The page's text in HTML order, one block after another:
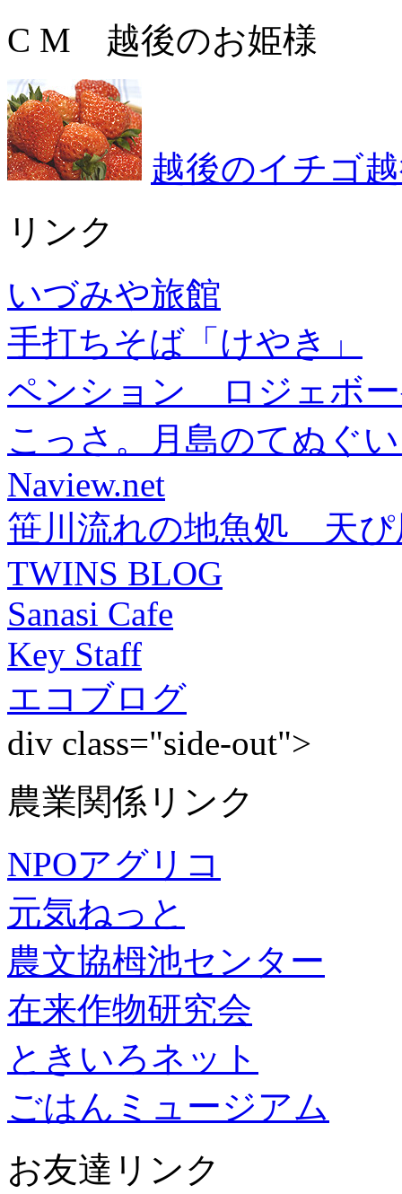
C M 越後のお姫様
越後のイチゴ
リンク
いづみや旅館
手打ちそば「けやき」
ペンション ロジェボ
こっさ。月島のてぬぐ
Naview.net
笹川流れの地魚処 天ぴ
TWINS BLOG
Sanasi Cafe
Key Staff
エコブログ
div class="side-out">
農業関係リンク
NPOアグリコ
元気ねっと
農文協栂池センター
在来作物研究会
ときいろネット
ごはんミュージアム
お友達リンク